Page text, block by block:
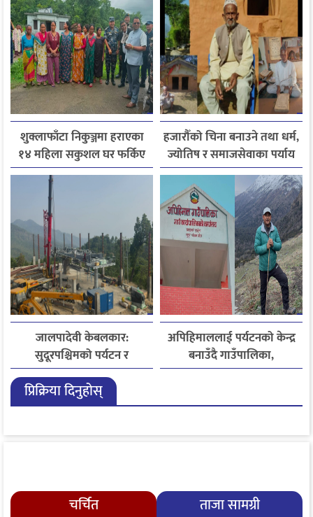
शुक्लाफाँटा निकुञ्जमा हराएका
१४ महिला सकुशल घर फर्किए
हजारौँको चिना बनाउने तथा धर्म,
ज्योतिष र समाजसेवाका पर्याय
धनदेव जोशी अब स्मृतिमा
जालपादेवी केबलकार:
सुदूरपश्चिमको पर्यटन र
समृद्धिको नयाँ आधार
अपिहिमाललाई पर्यटनको केन्द्र
बनाउँदै गाउँपालिका,
बहुआयामिक पर्यटन विकासमा
प्रिक्रिया दिनुहोस्
चर्चित ताजा सामग्री